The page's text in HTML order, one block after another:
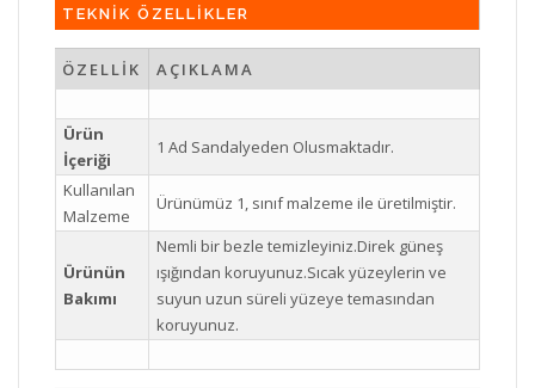
TEKNİK ÖZELLİKLER
ÖZELLİK AÇIKLAMA
Ürün
İçeriği
1 Ad Sandalyeden Olusmaktadır.
Kullanılan
Malzeme
Ürünümüz 1, sınıf malzeme ile üretilmiştir.
Ürünün
Bakımı
Nemli bir bezle temizleyiniz.Direk güneş
ışığından koruyunuz.Sıcak yüzeylerin ve
suyun uzun süreli yüzeye temasından
koruyunuz.